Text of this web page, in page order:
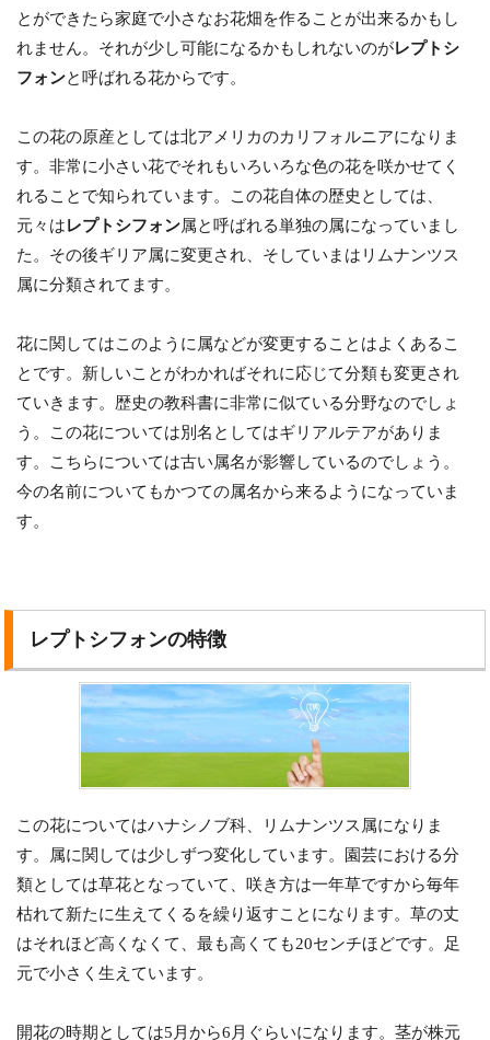
とができたら家庭で小さなお花畑を作ることが出来るかもし
れません。それが少し可能になるかもしれないのがレプトシ
フォンと呼ばれる花からです。
この花の原産としては北アメリカのカリフォルニアになりま
す。非常に小さい花でそれもいろいろな色の花を咲かせてく
れることで知られています。この花自体の歴史としては、
元々はレプトシフォン属と呼ばれる単独の属になっていまし
た。その後ギリア属に変更され、そしていまはリムナンツス
属に分類されてます。
花に関してはこのように属などが変更することはよくあるこ
とです。新しいことがわかればそれに応じて分類も変更され
ていきます。歴史の教科書に非常に似ている分野なのでしょ
う。この花については別名としてはギリアルテアがありま
す。こちらについては古い属名が影響しているのでしょう。
今の名前についてもかつての属名から来るようになっていま
す。
レプトシフォンの特徴
この花についてはハナシノブ科、リムナンツス属になりま
す。属に関しては少しずつ変化しています。園芸における分
類としては草花となっていて、咲き方は一年草ですから毎年
枯れて新たに生えてくるを繰り返すことになります。草の丈
はそれほど高くなくて、最も高くても20センチほどです。足
元で小さく生えています。
開花の時期としては5月から6月ぐらいになります。茎が株元